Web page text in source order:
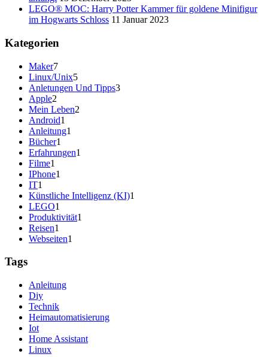
LEGO® MOC: Harry Potter Kammer für goldene Minifigur
im Hogwarts Schloss 11 Januar 2023
Kategorien
Maker7
Linux/Unix5
Anletungen Und Tipps3
Apple2
Mein Leben2
Android1
Anleitung1
Bücher1
Erfahrungen1
Filme1
IPhone1
IT1
Künstliche Intelligenz (KI)1
LEGO1
Produktivität1
Reisen1
Webseiten1
Tags
Anleitung
Diy
Technik
Heimautomatisierung
Iot
Home Assistant
Linux